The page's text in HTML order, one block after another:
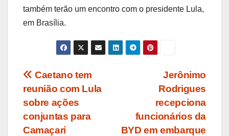
também terão um encontro com o presidente Lula,
em Brasília.
Navegação
de
Post
Jerônimo
Rodrigues
recepciona
funcionários da
BYD em embarque
Caetano tem
reunião com Lula
sobre ações
conjuntas para
Camaçari